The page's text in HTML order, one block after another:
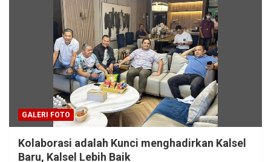
GALERI FOTO
Kolaborasi adalah Kunci menghadirkan Kalsel
Baru, Kalsel Lebih Baik